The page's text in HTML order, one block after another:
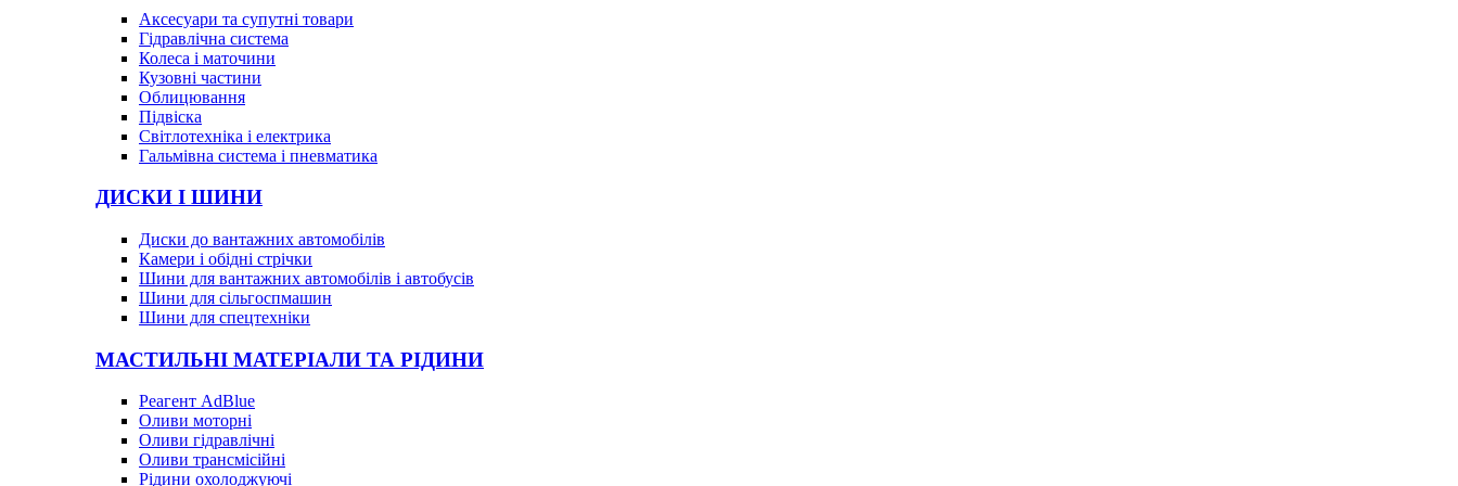
Аксесуари та супутні товари
Гідравлічна система
Колеса і маточини
Кузовні частини
Облицювання
Підвіска
Світлотехніка і електрика
Гальмівна система і пневматика
ДИСКИ І ШИНИ
Диски до вантажних автомобілів
Камери і обідні стрічки
Шини для вантажних автомобілів і автобусів
Шини для сільгоспмашин
Шини для спецтехніки
МАСТИЛЬНІ МАТЕРІАЛИ ТА РІДИНИ
Реагент AdBlue
Оливи моторні
Оливи гідравлічні
Оливи трансмісійні
Рідини охолоджуючі